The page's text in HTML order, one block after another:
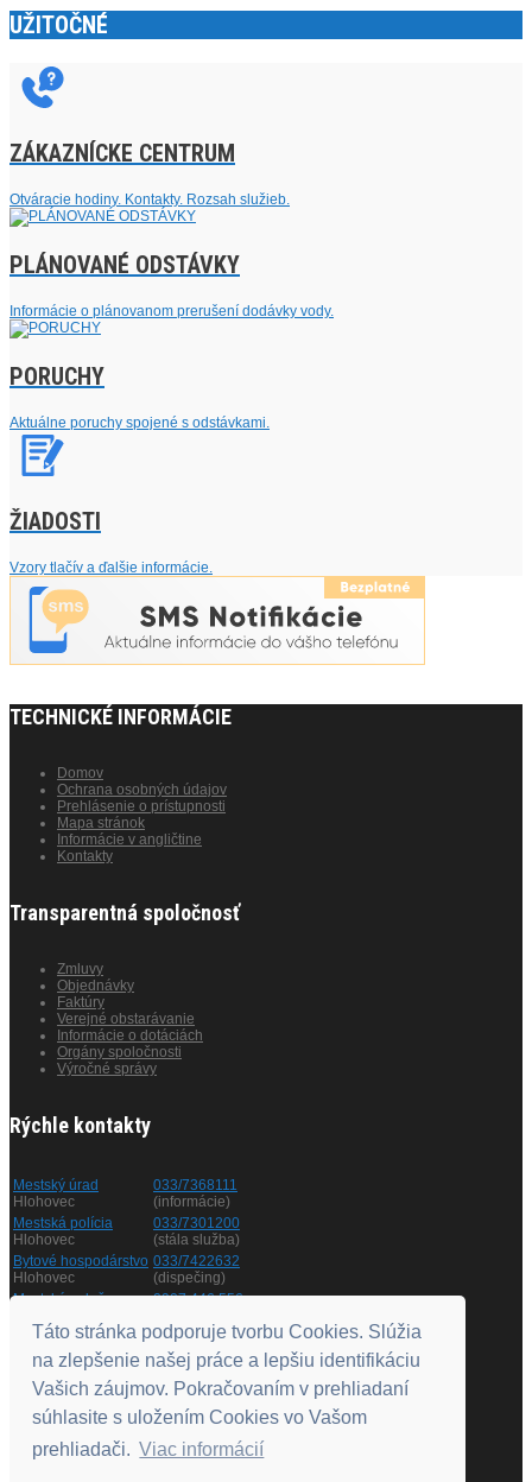
Táto stránka podporuje tvorbu Cookies. Slúžia
na zlepšenie našej práce a lepšiu identifikáciu
Vašich záujmov. Pokračovaním v prehliadaní
súhlasite s uložením Cookies vo Vašom
prehliadači. Viac informácií
UŽITOČNÉ
ZÁKAZNÍCKE CENTRUM
Otváracie hodiny. Kontakty. Rozsah služieb.
PLÁNOVANÉ ODSTÁVKY
Informácie o plánovanom prerušení dodávky vody.
PORUCHY
Aktuálne poruchy spojené s odstávkami.
ŽIADOSTI
Vzory tlačív a ďalšie informácie.
TECHNICKÉ INFORMÁCIE
Domov
Ochrana osobných údajov
Prehlásenie o prístupnosti
Mapa stránok
Informácie v angličtine
Kontakty
Transparentná spoločnosť
Zmluvy
Objednávky
Faktúry
Verejné obstarávanie
Informácie o dotáciách
Orgány spoločnosti
Výročné správy
Rýchle kontakty
Mestský úrad
Hlohovec
033/7368111
(informácie)
Mestská polícia
Hlohovec
033/7301200
(stála služba)
Bytové hospodárstvo
Hlohovec
033/7422632
(dispečing)
Mestská zeleň
0907 446 556
Otváracie hodiny
Utorok
nestránkový deň